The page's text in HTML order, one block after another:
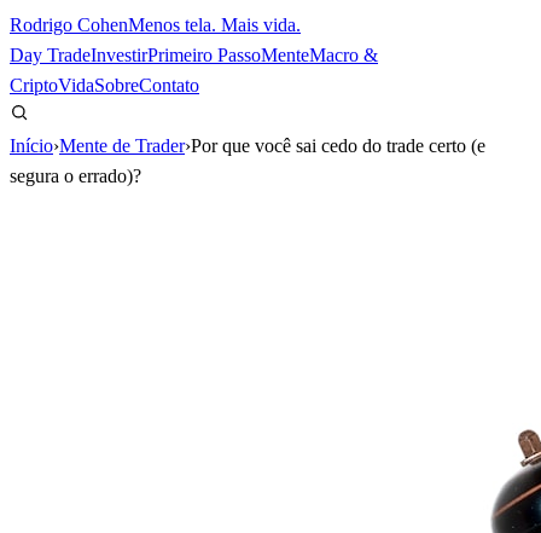
Rodrigo CohenMenos tela. Mais vida.
Day TradeInvestirPrimeiro PassoMenteMacro &
CriptoVidaSobreContato
Início›Mente de Trader›Por que você sai cedo do trade certo (e
segura o errado)?